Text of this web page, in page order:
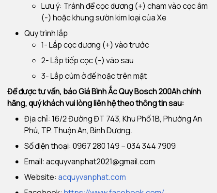
Lưu ý: Tránh để cọc dương (+) chạm vào cọc âm
(-) hoặc khung sườn kim loại của Xe
Quy trình lắp
1- Lắp cọc dương (+) vào trước
2- Lắp tiếp cọc (-) vào sau
3- Lắp cùm ở đế hoặc trên mặt
Để được tư vấn, báo Giá Bình Ắc Quy Bosch 200Ah chính
hãng, quý khách vui lòng liên hệ theo thông tin sau:
Địa chỉ: 16/2 Đường ĐT 743, Khu Phố 1B, Phường An
Phú, TP. Thuận An, Bình Dương.
Số điện thoại: 0967 280 149 – 034 344 7909
Email: acquyvanphat2021@gmail.com
Website: acquyvanphat.com